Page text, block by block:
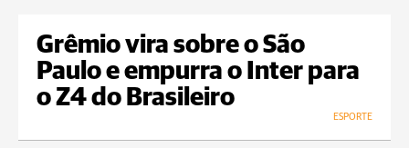
Grêmio vira sobre o São
Paulo e empurra o Inter para
o Z4 do Brasileiro
ESPORTE